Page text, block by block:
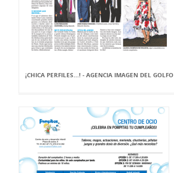
¡CHICA PERFILES...! - AGENCIA IMAGEN DEL GOLFO